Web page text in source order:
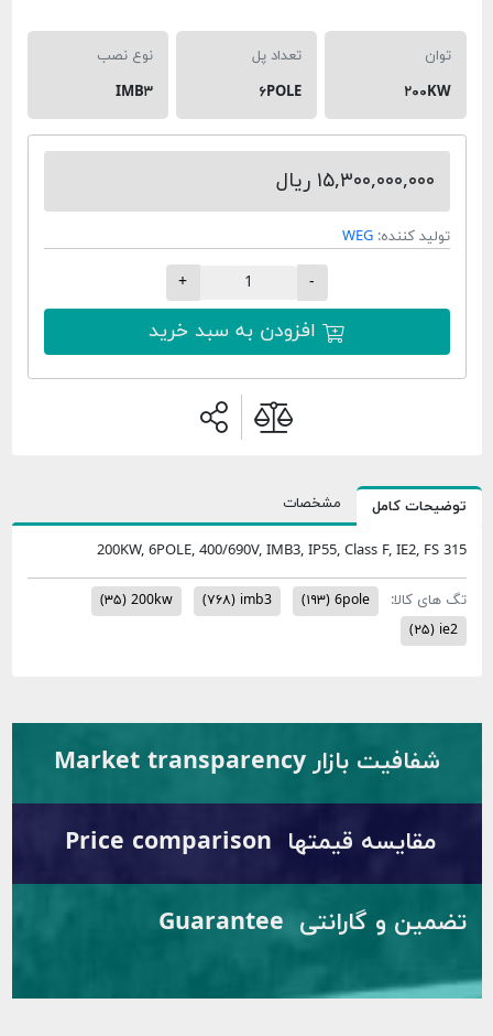
توان
۲۰۰KW
تعداد پل
۶POLE
نوع نصب
IMB۳
۱۵,۳۰۰,۰۰۰,۰۰۰ ریال
تولید کننده: WEG
افزودن به سبد خرید
توضیحات کامل مشخصات
200KW, 6POLE, 400/690V, IMB3, IP55, Class F, IE2, FS 315
تگ های کالا: 6pole (۱۹۳) imb3 (۷۶۸) 200kw (۳۵)
ie2 (۲۵)
شفافیت بازار Market transparency
مقایسه قیمتها Price comparison
تضمین و گارانتی Guarantee